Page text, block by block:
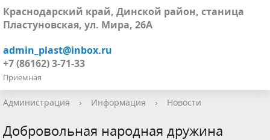
Краснодарский край, Динской район, станица
Пластуновская, ул. Мира, 26А
admin_plast@inbox.ru
+7 (86162) 3-71-33
Приемная
Администрация › Информация › Новости
Добровольная народная дружина